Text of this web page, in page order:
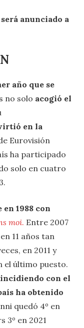
anunciado a
año que se
no solo acogió el
en la
Eurovisión
ha participado
solo en cuatro
1988 con
moi. Entre 2007
en 11 años tan
en 2011 y
el último puesto.
con el
ha obtenido
quedó 4º en
3º en 2021